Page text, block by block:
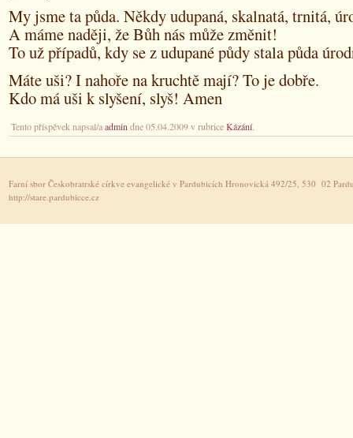
My jsme ta půda. Někdy udupaná, skalnatá, trnitá,
A máme naději, že Bůh nás může změnit!
To už případů, kdy se z udupané půdy stala půda
Máte uši? I nahoře na kruchtě mají? To je dobře.
Kdo má uši k slyšení, slyš! Amen
Tento příspěvek napsal/aadmin dne 05.04.2009 v rubriceKázání.
Farní sbor Českobratrské církve evangelické v Pardubicích Hronovická 492/25, 530 02
http://stare.pardubicce.cz